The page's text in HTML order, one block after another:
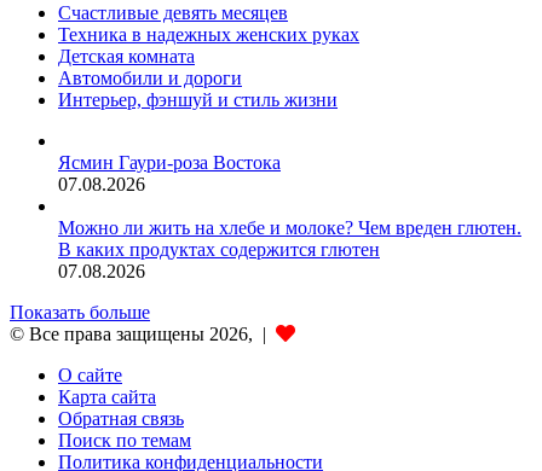
Счастливые девять месяцев
Техника в надежных женских руках
Детская комната
Автомобили и дороги
Интерьер, фэншуй и стиль жизни
Ясмин Гаури-роза Востока
07.08.2026
Можно ли жить на хлебе и молоке? Чем вреден глютен.
В каких продуктах содержится глютен
07.08.2026
Показать больше
© Все права защищены 2026, |
О сайте
Карта сайта
Обратная связь
Поиск по темам
Политика конфиденциальности